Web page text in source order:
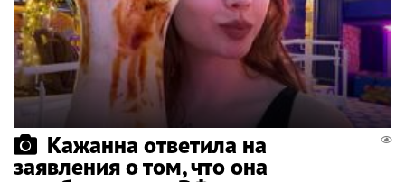
Кажанна ответила на
заявления о том, что она